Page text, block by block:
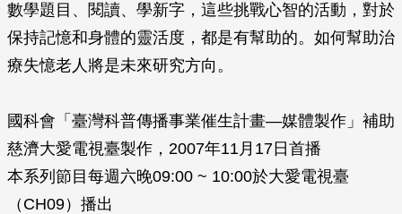
數­學題目、閱讀、學新字，這些挑戰心智的活動，對於
保持記憶和身體的靈活度，都是有幫助的。如何幫助治
療失憶老人將是未來研究方向。
國科會「臺灣科普傳播事業催生計畫—媒體製作」補助
慈濟大愛電視臺製作，2007年11月17日首播
本系列節目每週六晚09:00 ~ 10:00於大愛電視臺
（CH09）播出